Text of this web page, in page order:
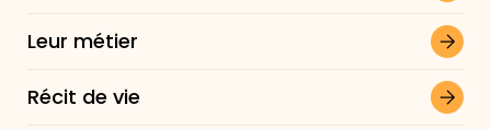
Leur métier
Récit de vie